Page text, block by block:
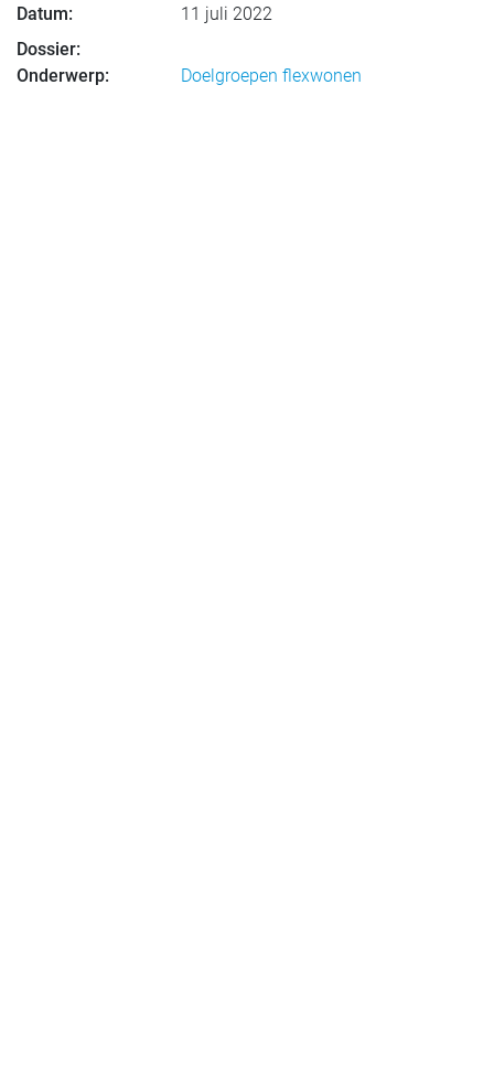
Datum:
11 juli 2022
Dossier:
Onderwerp:
Doelgroepen flexwonen